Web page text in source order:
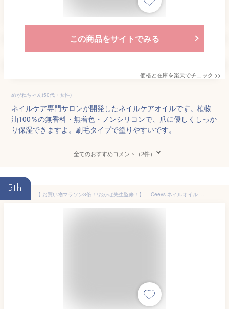
この商品をサイトでみる
価格と在庫を楽天でチェック >>
めがねちゃん(50代・女性)
ネイルケア専門サロンが開発したネイルケアオイルです。植物
油100％の無香料・無着色・ノンシリコンで、爪に優しくしっか
り保湿できますよ。刷毛タイプで塗りやすいです。
全てのおすすめコメント（2件）
5th
【 お買い物マラソン3倍！/おかば先生監修！】 Ceevs ネイルオイル ペンタイプ レチノール ギフト ペン 送料無料 ハイポニキウム キューティクルオイル ネイル美容液 甘皮ケア 育爪 ネイルケア 2枚爪 乾燥 割れ爪 保湿 栄養 プレゼント 指先 チェリーベルの香り